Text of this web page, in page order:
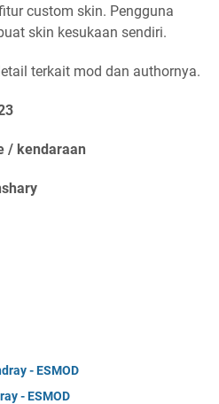
custom skin. Pengguna
skin kesukaan sendiri.
terkait mod dan authornya.
/ kendaraan
- ESMOD
- ESMOD